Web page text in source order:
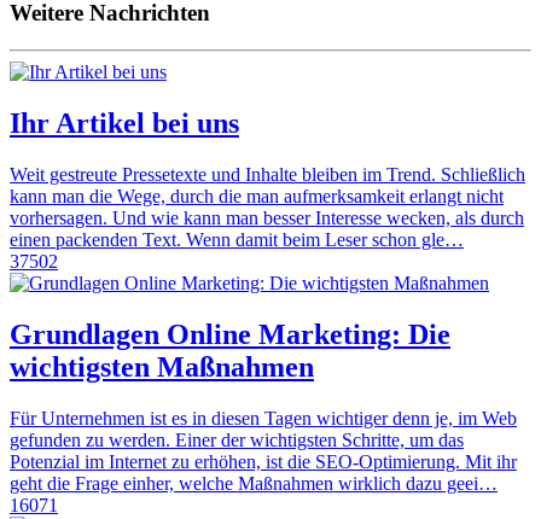
Weitere Nachrichten
Ihr Artikel bei uns
Weit gestreute Pressetexte und Inhalte bleiben im Trend. Schließlich
kann man die Wege, durch die man aufmerksamkeit erlangt nicht
vorhersagen. Und wie kann man besser Interesse wecken, als durch
einen packenden Text. Wenn damit beim Leser schon gle…
37502
Grundlagen Online Marketing: Die
wichtigsten Maßnahmen
Für Unternehmen ist es in diesen Tagen wichtiger denn je, im Web
gefunden zu werden. Einer der wichtigsten Schritte, um das
Potenzial im Internet zu erhöhen, ist die SEO-Optimierung. Mit ihr
geht die Frage einher, welche Maßnahmen wirklich dazu geei…
16071